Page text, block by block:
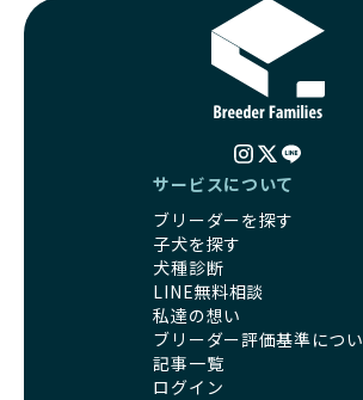
サービスについて
ブリーダーを探す
子犬を探す
犬種診断
LINE無料相談
私達の想い
ブリーダー評価基準につ
記事一覧
ログイン